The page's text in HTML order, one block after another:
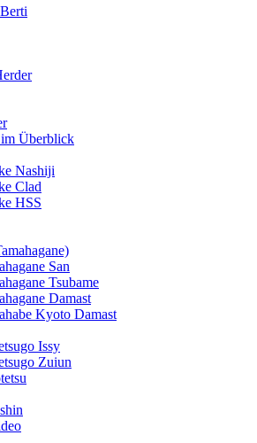
Überblick
Nashiji
Clad
HSS
San
Tsubame
Damast
Kyoto Damast
Issy
Zuiun